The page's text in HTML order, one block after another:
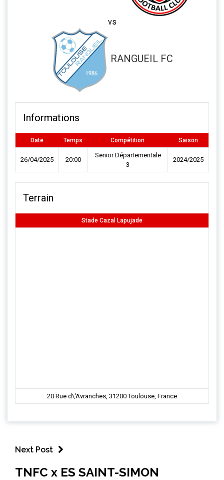
vs
RANGUEIL FC
Informations
Date Temps Compétition Saison
26/04/2025 20:00
Senior Départementale
3
2024/2025
Terrain
Stade Cazal Lapujade
20 Rue d\'Avranches, 31200 Toulouse, France
Next Post
TNFC x ES SAINT-SIMON